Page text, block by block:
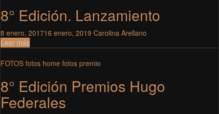
8° Edición. Lanzamiento
8 enero, 201716 enero, 2019 Carolina Arellano
Leer más
FOTOS fotos home fotos premio
8° Edición Premios Hugo
Federales